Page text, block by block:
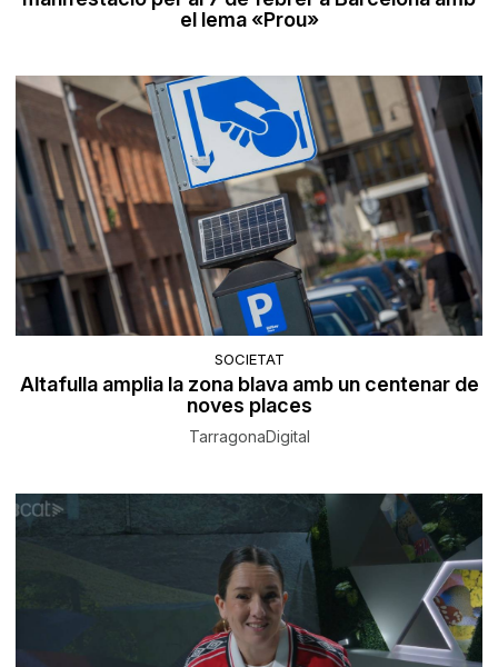
el lema «Prou»
SOCIETAT
Altafulla amplia la zona blava amb un centenar de
noves places
TarragonaDigital